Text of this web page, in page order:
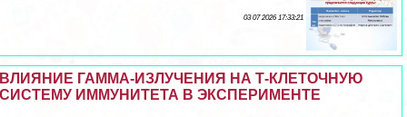
03 07 2026 17:33:21
ВЛИЯНИЕ ГАММА-ИЗЛУЧЕНИЯ НА Т-КЛЕТОЧНУЮ
СИСТЕМУ ИММУНИТЕТА В ЭКСПЕРИМЕНТЕ